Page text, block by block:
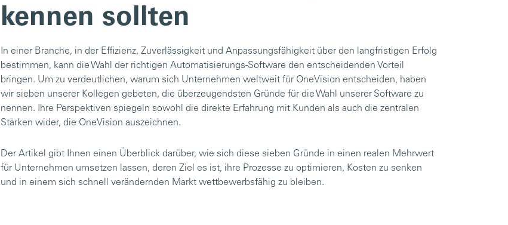
kennen sollten
In einer Branche, in der Effizienz, Zuverlässigkeit und Anpassungsfähigkeit über den langfristigen Erfolg
bestimmen, kann die Wahl der richtigen Automatisierungs-Software den entscheidenden Vorteil
bringen. Um zu verdeutlichen, warum sich Unternehmen weltweit für OneVision entscheiden, haben
wir sieben unserer Kollegen gebeten, die überzeugendsten Gründe für die Wahl unserer Software zu
nennen. Ihre Perspektiven spiegeln sowohl die direkte Erfahrung mit Kunden als auch die zentralen
Stärken wider, die OneVision auszeichnen.
Der Artikel gibt Ihnen einen Überblick darüber, wie sich diese sieben Gründe in einen realen Mehrwert
für Unternehmen umsetzen lassen, deren Ziel es ist, ihre Prozesse zu optimieren, Kosten zu senken
und in einem sich schnell verändernden Markt wettbewerbsfähig zu bleiben.